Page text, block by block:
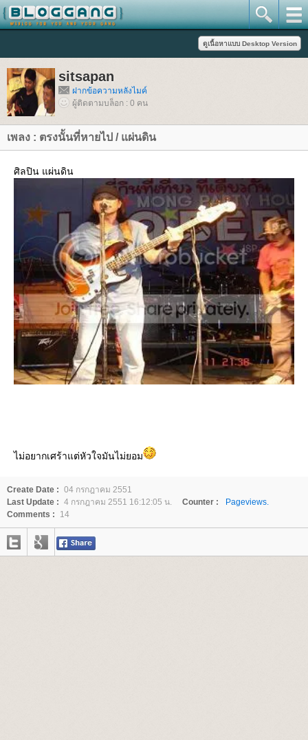
sitsapan
ฝากข้อความหลังไมค์
ผู้ติดตามบล็อก : 0 คน
เพลง : ตรงนั้นที่หายไป / แผ่นดิน
ศิลปิน แผ่นดิน
ไม่อยากเศร้าแต่หัวใจมันไม่ยอม
Create Date : 04 กรกฎาคม 2551
Last Update : 4 กรกฎาคม 2551 16:12:05 น. Counter :
Pageviews.
Comments :
14